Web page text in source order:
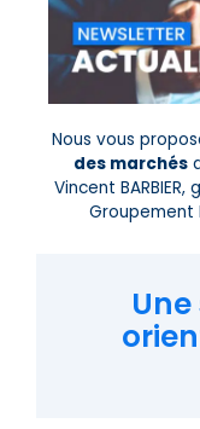
Nous vous
des marchés
Vincent
Groupement